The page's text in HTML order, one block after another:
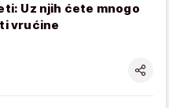
Uz njih ćete mnogo
vrućine